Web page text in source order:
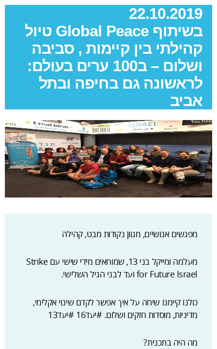
22.10.2019
בשיתוף Global Peace טיול
קהילתי בין קיימות , סביבה
ושלום – ב100 ערים בעולם:
לראשונה גם בחיפה ובתל
אביב
מפגשים אנושיים, מגוון נקודות מבט, קהילה
מעלמה ומייקל בני 13, שמוחאים מידי שישי עם Strike
for Future Israel ועד לבני הגיל השלישי.
כולנו קיימנו שיחה על איך אפשר לקדם שינוי אקלימי,
מדיניות, מוסדות חזקים ושלום. #יעד16 #יעד13
מה היה בתכנית?